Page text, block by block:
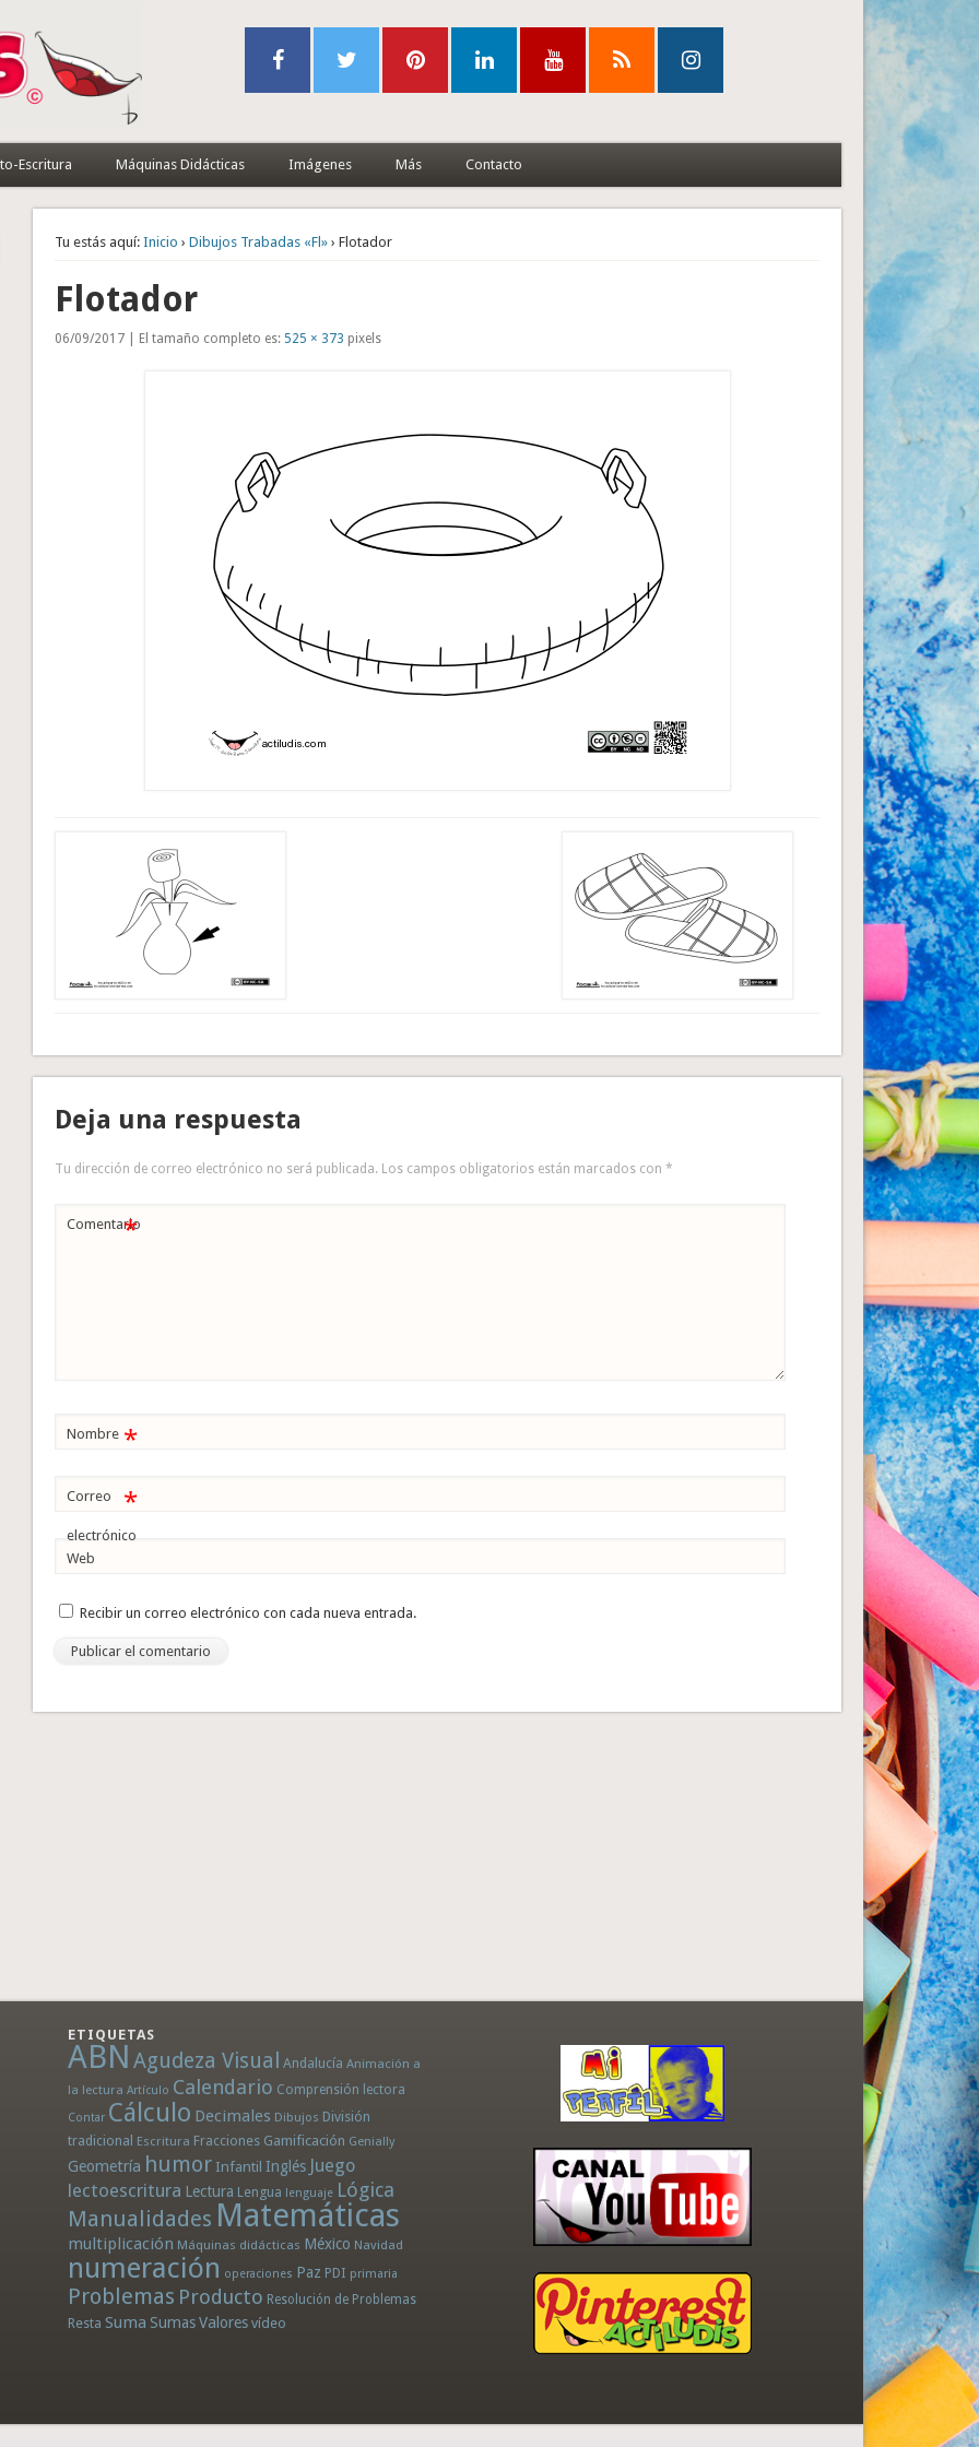
Escritura Máquinas Didácticas Imágenes Más Contacto
Tu estás aquí: Inicio ›Dibujos Trabadas «Fl» › Flotador
Flotador
06/09/2017 | El tamaño completo es: 525 × 373 pixels
Deja una respuesta
Tu dirección de correo electrónico no será publicada. Los campos obligatorios están marcados con*
Comentario
*
Nombre *
Correo
electrónico
*
Web
Recibir un correo electrónico con cada nueva entrada.
ETIQUETAS
ABN Agudeza Visual Andalucía Animación a
la lectura Artículo Calendario Comprensión lectora
Contar Cálculo Decimales Dibujos División
tradicional Escritura Fracciones Gamificación Genially
Geometría humor Infantil Inglés Juego
lectoescritura Lectura Lengua lenguaje Lógica
Manualidades Matemáticas
multiplicación Máquinas didácticas México Navidad
numeración operaciones Paz PDI primaria
Problemas Producto Resolución de Problemas
Resta Suma SumasValores vídeo